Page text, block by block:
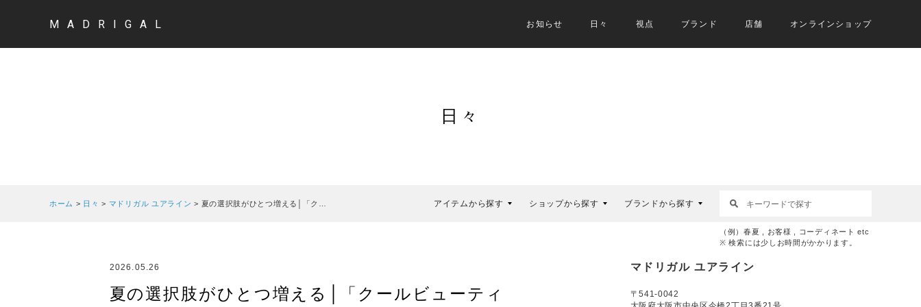
MADRIGAL お知らせ 日々 視点 ブランド 店舗 オンラインショップ
日々
ホーム > 日々 > マドリガル ユアライン > 夏の選択肢がひとつ増える│「ク… アイテムから探す ショップから探す ブランドから探す
（例）春夏 , お客様 , コーディネート etc
※ 検索には少しお時間がかかります。
2026.05.26
夏の選択肢がひとつ増える│「クールビューティ
マドリガル ユアライン
〒541-0042